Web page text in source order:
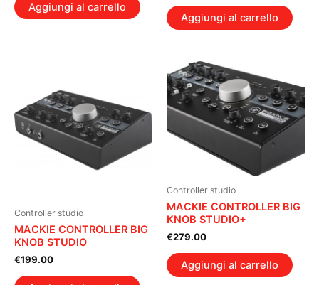
Aggiungi al carrello
Aggiungi al carrello
Controller studio
MACKIE CONTROLLER BIG
KNOB STUDIO
€199.00
Controller studio
MACKIE CONTROLLER BIG
KNOB STUDIO+
€279.00
Aggiungi al carrello